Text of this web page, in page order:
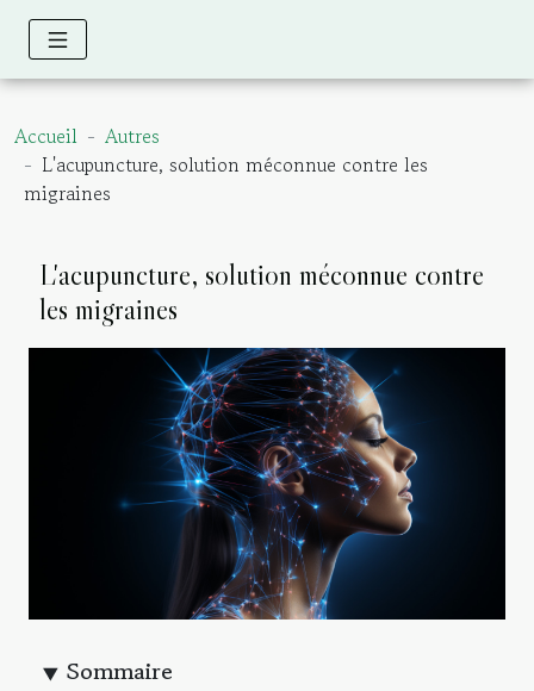
Accueil
Autres
L'acupuncture, solution méconnue contre les
migraines
L'acupuncture, solution méconnue contre
les migraines
Sommaire